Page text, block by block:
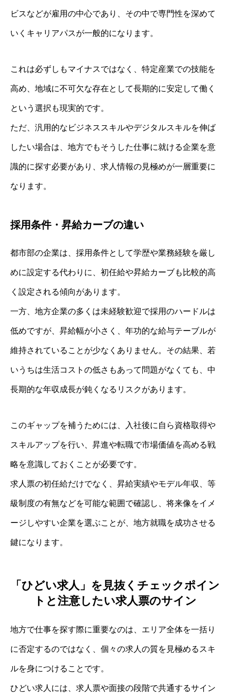
ビスなどが雇用の中心であり、その中で専門性を深めて
いくキャリアパスが一般的になります。
これは必ずしもマイナスではなく、特定産業での技能を
高め、地域に不可欠な存在として長期的に安定して働く
という選択も現実的です。
ただ、汎用的なビジネススキルやデジタルスキルを伸ば
したい場合は、地方でもそうした仕事に就ける企業を意
識的に探す必要があり、求人情報の見極めが一層重要に
なります。
採用条件・昇給カーブの違い
都市部の企業は、採用条件として学歴や業務経験を厳し
めに設定する代わりに、初任給や昇給カーブも比較的高
く設定される傾向があります。
一方、地方企業の多くは未経験歓迎で採用のハードルは
低めですが、昇給幅が小さく、年功的な給与テーブルが
維持されていることが少なくありません。その結果、若
いうちは生活コストの低さもあって問題がなくても、中
長期的な年収成長が鈍くなるリスクがあります。
このギャップを補うためには、入社後に自ら資格取得や
スキルアップを行い、昇進や転職で市場価値を高める戦
略を意識しておくことが必要です。
求人票の初任給だけでなく、昇給実績やモデル年収、等
級制度の有無などを可能な範囲で確認し、将来像をイメ
ージしやすい企業を選ぶことが、地方就職を成功させる
鍵になります。
「ひどい求人」を見抜くチェックポイン
トと注意したい求人票のサイン
地方で仕事を探す際に重要なのは、エリア全体を一括り
に否定するのではなく、個々の求人の質を見極めるスキ
ルを身につけることです。
ひどい求人には、求人票や面接の段階で共通するサイン